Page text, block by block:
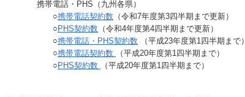
携帯電話・PHS（九州各県）
○携帯電話契約数 （令和7年度第3四半期まで更新）
○ PHS契約数 （令和4年度第4四半期まで更新）
○携帯電話・PHS契約数 （平成23年度第1四半期まで）
○携帯電話契約数
（平成20年度第1四半期まで）
○ PHS契約数 （平成20年度第1四半期まで）